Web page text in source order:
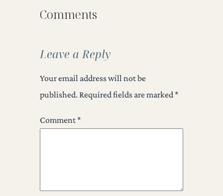
Comments
Leave a Reply
Your email address will not be
published. Required fields are marked *
Comment *